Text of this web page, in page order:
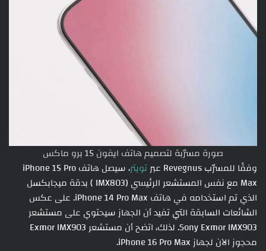
صورة مسرّبة لتصميم هاتف ايفون 15 برو ماكس
وفقًا للمسرّب Revegnus عبر
تويتر
، سيصل هاتف iPhone 15 Pro
Max مع نفس المستشعر الرئيسي (IMX803 ) بدقة ميجابكسل
الذي تم استخدامه في هاتف iPhone 14 Pro Max. على عكس
الشائعات السابقة التي تفيد أن الجهاز سيحتوي على مستشعر
Sony Exmor IMX903. لذلك، اتضح أن مستشعر Exmor IMX903
محجوز الآن لجهاز iPhone 16 Pro Max.